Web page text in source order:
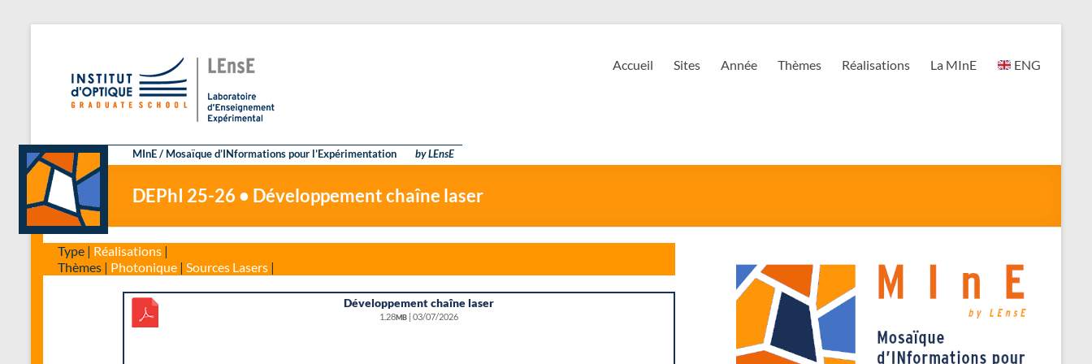
Accueil Sites Année Thèmes Réalisations La MInE ENG
MInE / Mosaïque d’INformations pour l’Expérimentation by LEnsE
DEPhI 25-26 • Développement chaîne laser
Type | Réalisations|
Thèmes | Photonique| Sources Lasers|
Développement chaîne laser
1.28MB | 03/07/2026